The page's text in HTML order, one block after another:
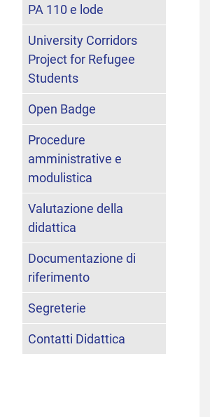
PA 110 e lode
University Corridors
Project for Refugee
Students
Open Badge
Procedure
amministrative e
modulistica
Valutazione della
didattica
Documentazione di
riferimento
Segreterie
Contatti Didattica